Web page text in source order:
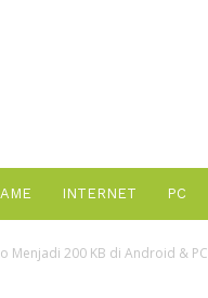
INTERNET PC
Menjadi 200 KB di Android & PC